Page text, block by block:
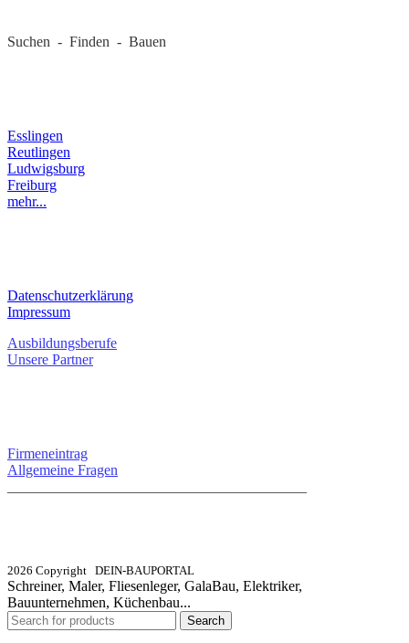
Suchen - Finden - Bauen
Esslingen
Reutlingen
Ludwigsburg
Freiburg
mehr...
Datenschutzerklärung
Impressum
Ausbildungsberufe
Unsere Partner
Firmeneintrag
Allgemeine Fragen
2026 Copyright DEIN-BAUPORTAL
Schreiner, Maler, Fliesenleger, GalaBau, Elektriker,
Bauunternehmen, Küchenbau...
Search